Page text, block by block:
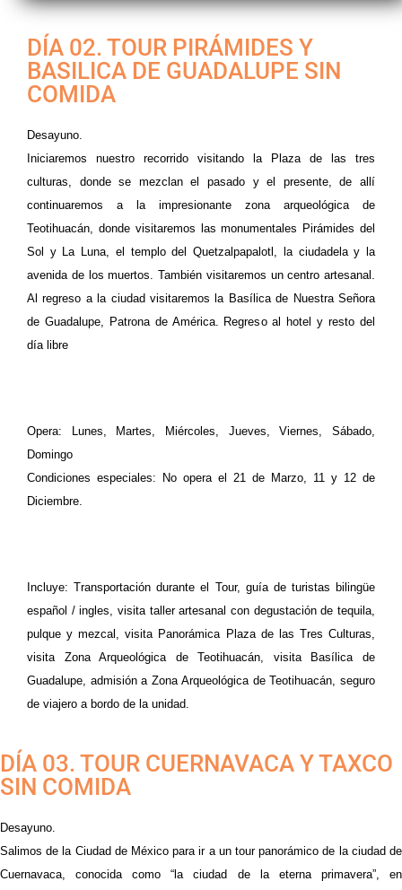
DÍA 02. TOUR PIRÁMIDES Y
BASILICA DE GUADALUPE SIN
COMIDA
Desayuno.
Iniciaremos nuestro recorrido visitando la Plaza de las tres
culturas, donde se mezclan el pasado y el presente, de allí
continuaremos a la impresionante zona arqueológica de
Teotihuacán, donde visitaremos las monumentales Pirámides del
Sol y La Luna, el templo del Quetzalpapalotl, la ciudadela y la
avenida de los muertos. También visitaremos un centro artesanal.
Al regreso a la ciudad visitaremos la Basílica de Nuestra Señora
de Guadalupe, Patrona de América. Regreso al hotel y resto del
día libre
Incluye: Transportación durante el Tour, guía de turistas bilingüe
español / ingles, visita taller artesanal con degustación de tequila,
pulque y mezcal, visita Panorámica Plaza de las Tres Culturas,
visita Zona Arqueológica de Teotihuacán, visita Basílica de
Guadalupe, admisión a Zona Arqueológica de Teotihuacán, seguro
de viajero a bordo de la unidad.
Opera: Lunes, Martes, Miércoles, Jueves, Viernes, Sábado,
Domingo
Condiciones especiales: No opera el 21 de Marzo, 11 y 12 de
Diciembre.
DÍA 03. TOUR CUERNAVACA Y TAXCO
SIN COMIDA
Desayuno.
Salimos de la Ciudad de México para ir a un tour panorámico de la ciudad de
Cuernavaca, conocida como “la ciudad de la eterna primavera”, en